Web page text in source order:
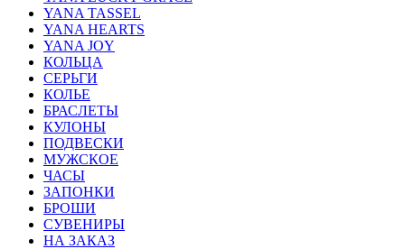
YANA TASSEL
YANA HEARTS
YANA JOY
КОЛЬЦА
СЕРЬГИ
КОЛЬЕ
БРАСЛЕТЫ
КУЛОНЫ
ПОДВЕСКИ
МУЖСКОЕ
ЧАСЫ
ЗАПОНКИ
БРОШИ
СУВЕНИРЫ
НА ЗАКАЗ